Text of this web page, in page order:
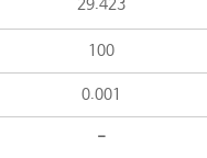
29.423
100
0.001
-